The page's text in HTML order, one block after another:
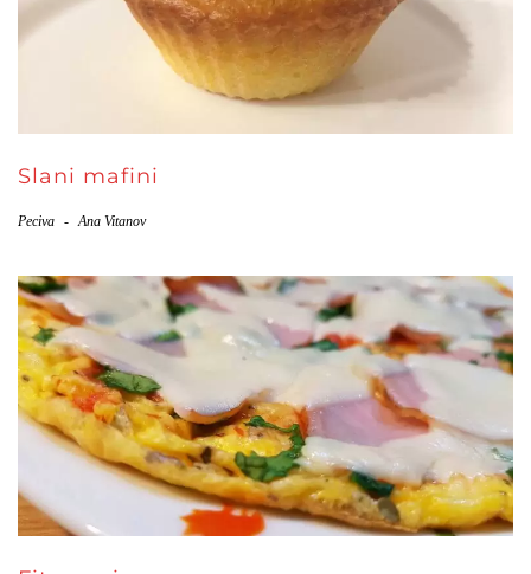
Slani mafini
Peciva - Ana Vitanov